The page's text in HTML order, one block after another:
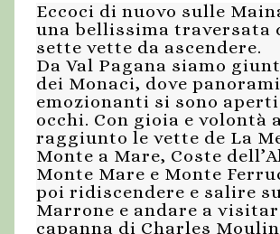
Eccoci di nuovo sulle
una bellissima traversata
sette vette da ascendere.
Da Val Pagana siamo
dei Monaci, dove panorami
emozionanti si sono
occhi. Con gioia e volontà
raggiunto le vette de La
Monte a Mare, Coste
Monte Mare e Monte
poi ridiscendere e salire
Marrone e andare a
capanna di Charles